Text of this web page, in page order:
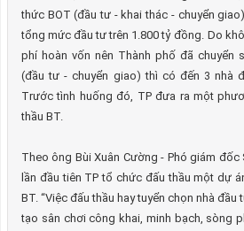
thức BOT (đầu tư - khai thác - chuyển
tổng mức đầu tư trên 1.800 tỷ đồng. Do
phí hoàn vốn nên Thành phố đã chuyển
(đầu tư - chuyển giao) thì có đến 3 nhà
Trước tình huống đó, TP đưa ra một
thầu BT.
Theo ông Bùi Xuân Cường - Phó giám
lần đầu tiên TP tổ chức đấu thầu một dự
BT. “Việc đấu thầu hay tuyển chọn nhà
tạo sân chơi công khai, minh bạch, sòng